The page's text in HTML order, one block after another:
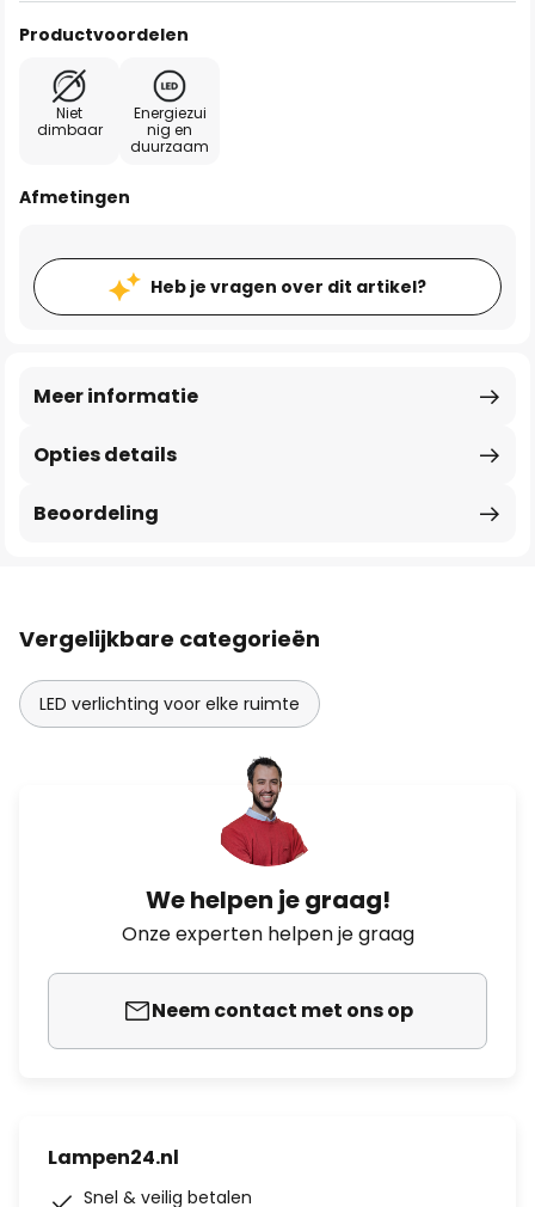
Productvoordelen
Niet
dimbaar
Energiezui
nig en
duurzaam
Afmetingen
Heb je vragen over dit artikel?
Opties details
Meer informatie
Beoordeling
Vergelijkbare categorieën
LED verlichting voor elke ruimte
We helpen je graag!
Onze experten helpen je graag
Neem contact met ons op
Lampen24.nl
Snel & veilig betalen